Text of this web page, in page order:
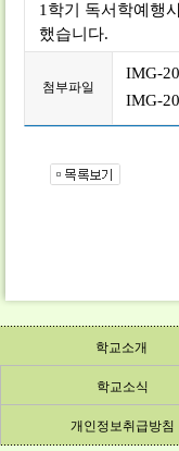
1학기 독서학예행
했습니다.
첨부파일
IMG-
IMG-
학교소개
학교소개
학교소식
학교소식
개인정보취급방침